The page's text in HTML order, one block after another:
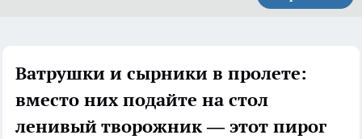
Ватрушки и сырники в пролете:
вместо них подайте на стол
ленивый творожник — этот пирог